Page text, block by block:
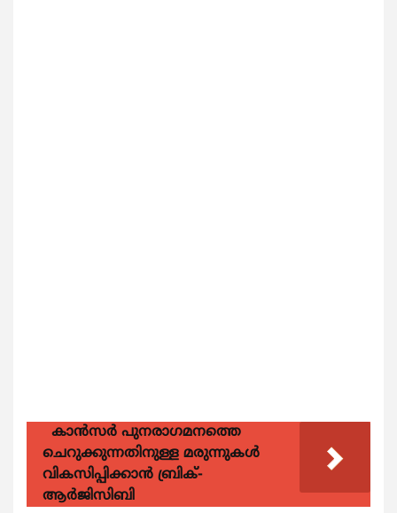
കാന്‍സര്‍ പുനരാഗമനത്തെ
ചെറുക്കുന്നതിനുള്ള മരുന്നുകള്‍
വികസിപ്പിക്കാന്‍ ബ്രിക്-
ആര്‍ജിസിബി